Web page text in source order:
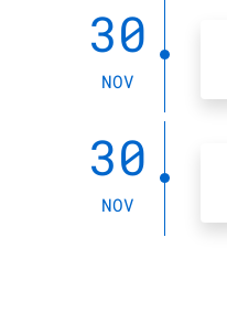
30
NOV
30
NOV